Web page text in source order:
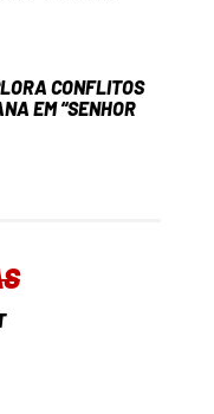
CONFLITOS
EM “SENHOR